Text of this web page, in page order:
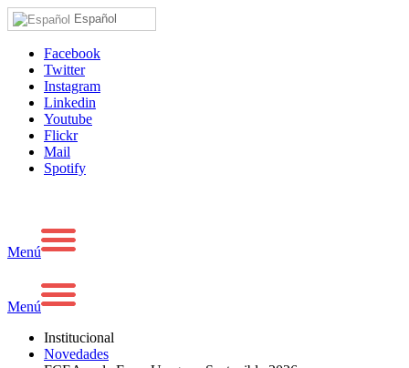
Español
Facebook
Twitter
Instagram
Linkedin
Youtube
Flickr
Mail
Spotify
Menú
Menú
Institucional
Novedades